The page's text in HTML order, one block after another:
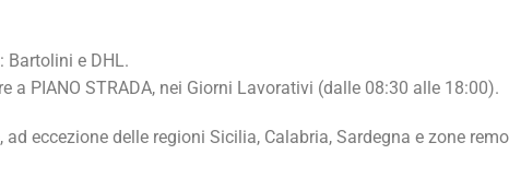
Bartolini e DHL.
PIANO STRADA, nei Giorni Lavorativi (dalle 08:30 alle 18:00).
eccezione delle regioni Sicilia, Calabria, Sardegna e zone